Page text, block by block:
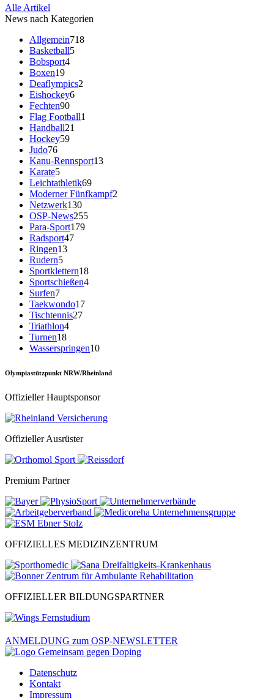
Alle Artikel
News nach Kategorien
Allgemein718
Basketball5
Bobsport4
Boxen19
Deaflympics2
Eishockey6
Fechten90
Flag Football1
Handball21
Hockey59
Judo76
Kanu-Rennsport13
Karate5
Leichtathletik69
Moderner Fünfkampf2
Netzwerk130
OSP-News255
Para-Sport179
Radsport47
Ringen13
Rudern5
Sportklettern18
Sportschießen4
Surfen7
Taekwondo17
Tischtennis27
Triathlon4
Turnen18
Wasserspringen10
Olympiastützpunkt NRW/Rheinland
Offizieller Hauptsponsor
Offizieller Ausrüster
Premium Partner
OFFIZIELLES MEDIZINZENTRUM
OFFIZIELLER BILDUNGSPARTNER
ANMELDUNG zum OSP-NEWSLETTER
Datenschutz
Kontakt
Impressum